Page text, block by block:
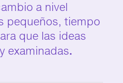
a nivel
pequeños, tiempo
que las ideas
examinadas.